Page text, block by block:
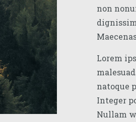
non
Lorem
natoque
Integer
Nullam